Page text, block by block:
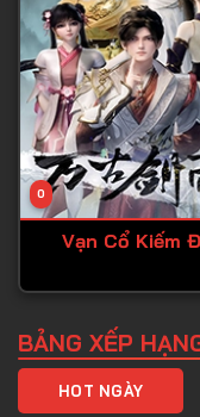
0
Vạn Cổ Kiếm
BẢNG XẾP
HOT NGÀY